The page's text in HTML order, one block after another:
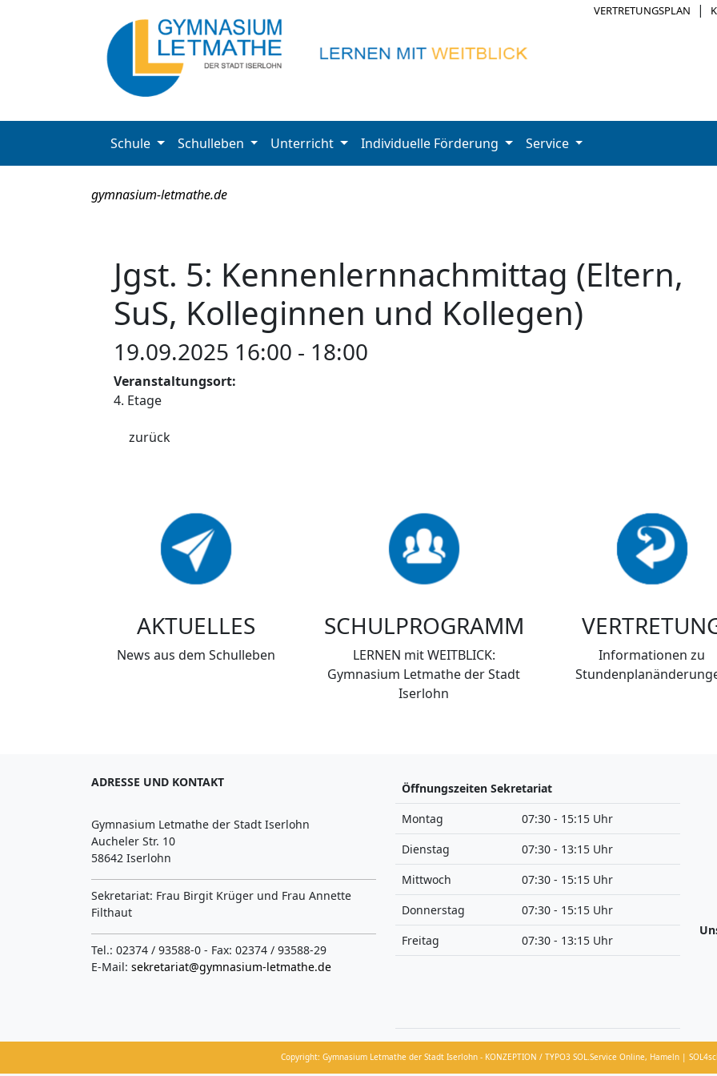
VERTRETUNGSPLAN |
Schule Schulleben Unterricht Individuelle Förderung Service
gymnasium-letmathe.de
Jgst. 5: Kennenlernnachmittag (Eltern,
SuS, Kolleginnen und Kollegen)
19.09.2025 16:00 - 18:00
Veranstaltungsort:
4. Etage
zurück
AKTUELLES
News aus dem Schulleben
SCHULPROGRAMM
LERNEN mit WEITBLICK:
Gymnasium Letmathe der Stadt
Iserlohn
Informationen zu
ADRESSE UND KONTAKT
Gymnasium Letmathe der Stadt Iserlohn
Aucheler Str. 10
58642 Iserlohn
Sekretariat: Frau Birgit Krüger und Frau Annette
Filthaut
Tel.: 02374 / 93588-0 - Fax: 02374 / 93588-29
E-Mail: sekretariat@gymnasium-letmathe.de
Öffnungszeiten Sekretariat
Montag
07:30 - 15:15 Uhr
Dienstag
07:30 - 13:15 Uhr
Mittwoch
07:30 - 15:15 Uhr
Donnerstag
07:30 - 15:15 Uhr
Freitag
07:30 - 13:15 Uhr
Copyright: Gymnasium Letmathe der Stadt Iserlohn - KONZEPTION / TYPO3 SOL.Service Online, Hameln |